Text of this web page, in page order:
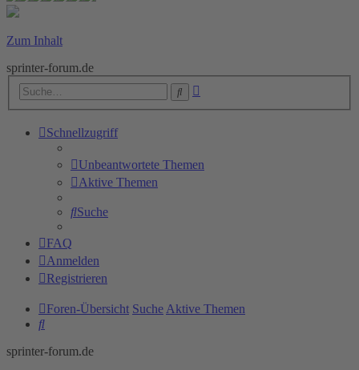
Zum Inhalt
sprinter-forum.de
Suche
Schnellzugriff
Unbeantwortete Themen
Aktive Themen
Suche
FAQ
Anmelden
Registrieren
Foren-Übersicht Suche Aktive Themen
Suche
sprinter-forum.de